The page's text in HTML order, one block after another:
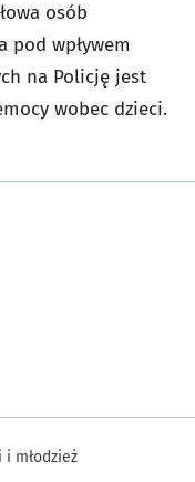
osób
pod wpływem
na Policję jest
wobec dzieci.
i młodzież